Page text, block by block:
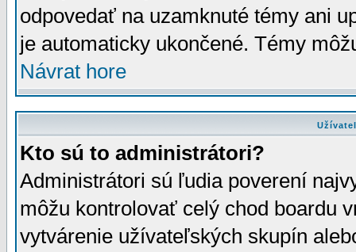
odpovedať na uzamknuté témy ani
je automaticky ukončené. Témy
Návrat hore
Kto sú to administrátori?
Administrátori sú ľudia poverení
môžu kontrolovať celý chod boardu
vytvárenie užívateľských skupín